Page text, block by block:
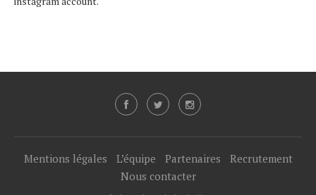
Mentions légales L’équipe Partenaires
Recrutement
Nous contacter